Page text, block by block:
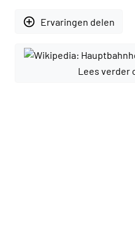
add_circle_outline Ervaringen delen
Lees verder